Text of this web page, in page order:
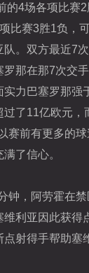
的4场各项比赛
比赛3胜1负，
队。双方最近7
罗那在那7次交
实力巴塞罗那强
过了11亿欧元，
赛前有更多的
了信心。
钟，阿劳霍在
维利亚因此获得
射得手帮助塞